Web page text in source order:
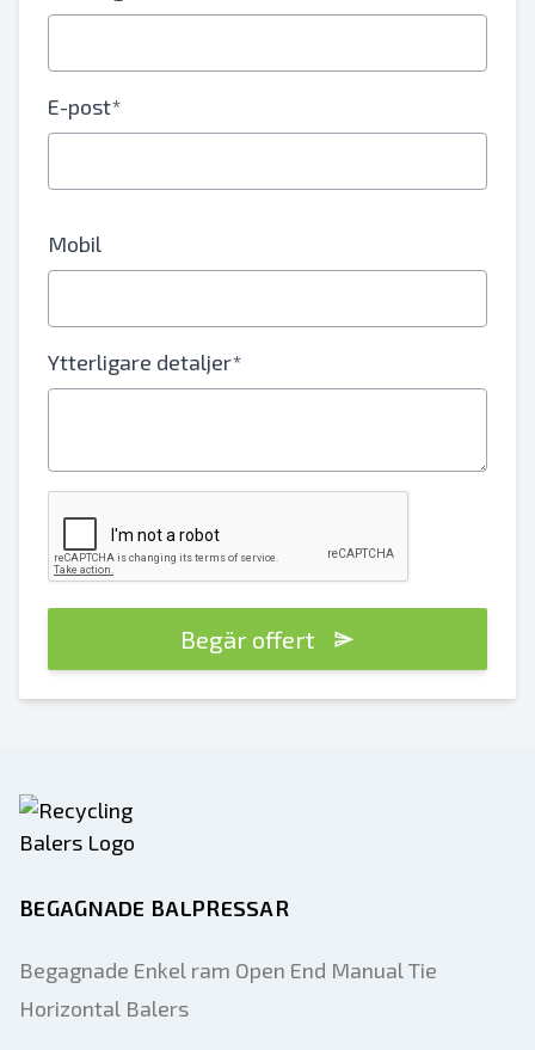
E-post*
Mobil
Ytterligare detaljer*
Begär offert
BEGAGNADE BALPRESSAR
Begagnade Enkel ram Open End Manual Tie
Horizontal Balers